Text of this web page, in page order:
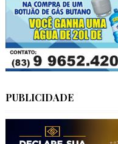
PUBLICIDADE